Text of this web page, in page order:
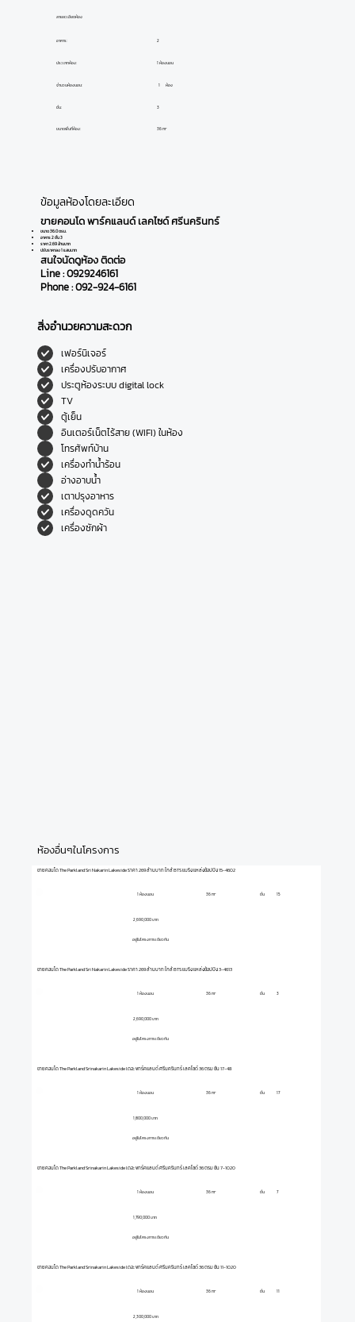
ข้อมูลห้องโดยละเอียด
ขายคอนโด พาร์คแลนด์ เลคไซด์ ศรีนครินทร์
ขนาด 36.0 ตรม.
อาคาร 2 ชั้น 3
ราคา 2.69 ล้านบาท
ปรับราคาลง 1 แสนบาท
สนใจนัดดูห้อง ติดต่อ
Line : 0929246161
Phone : 092-924-6161
ลายละเอียดห้อง
อาคาร:
ประเภทห้อง:
จำนวนห้องนอน:
ชั้น:
ขนาดพื้นที่ห้อง:
2
1 ห้องนอน
1
3
36 m²
ห้อง
สิ่งอำนวยความสะดวก
เฟอร์นิเจอร์
เครื่องปรับอากาศ
ประตูห้องระบบ digital lock
TV
ตู้เย็น
อินเตอร์เน็ตไร้สาย (WIFI) ในห้อง
โทรศัพท์บ้าน
เครื่องทำน้ำร้อน
อ่างอาบน้ำ
เตาปรุงอาหาร
เครื่องดูดควัน
เครื่องซักผ้า
ห้องอื่นๆในโครงการ
ขายคอนโด The Parkland Sri Nakarin Lakeside ราคา 269 ล้านบาท ใกล้ BTS แบริ่ง แหล่งช้อปปิ้ง 15-4602
1 ห้องนอน
2,690,000 บาท
ชั้น
36 m² 15
อยู่ในโครงการเดียวกัน
ขายคอนโด The Parkland Sri Nakarin Lakeside ราคา 269 ล้านบาท ใกล้ BTS แบริ่ง แหล่งช้อปปิ้ง 3-4613
1 ห้องนอน
2,690,000 บาท
ชั้น
36 m² 3
อยู่ในโครงการเดียวกัน
ขายคอนโด The Parkland Srinakarin Lakeside เดอะ พาร์คแลนด์ ศรีนครินทร์ เลคไซด์ 36 ตรม ชั้น 17-48
1 ห้องนอน
1,800,000 บาท
ชั้น
36 m² 17
อยู่ในโครงการเดียวกัน
ขายคอนโด The Parkland Srinakarin Lakeside เดอะ พาร์คแลนด์ ศรีนครินทร์ เลคไซด์ 36 ตรม ชั้น 7-1020
1 ห้องนอน
1,790,000 บาท
ชั้น
36 m² 7
อยู่ในโครงการเดียวกัน
ขายคอนโด The Parkland Srinakarin Lakeside เดอะ พาร์คแลนด์ ศรีนครินทร์ เลคไซด์ 36 ตรม ชั้น 11-1020
1 ห้องนอน
2,300,000 บาท
ชั้น
36 m² 11